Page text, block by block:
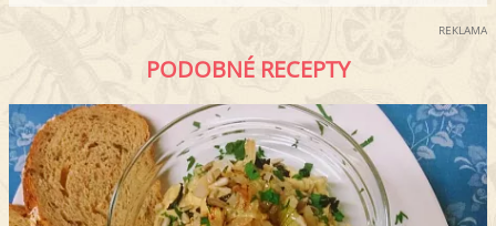
REKLAMA
PODOBNÉ RECEPTY